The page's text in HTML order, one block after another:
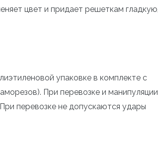
цвет и придает решеткам гладкую,
упаковке в комплекте с
При перевозке и манипуляции
перевозке не допускаются удары